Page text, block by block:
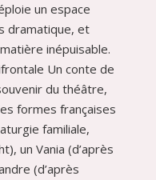
un espace
dramatique, et
inépuisable.
Un conte de
du théâtre,
formes françaises
familiale,
un Vania (d’après
(d’après